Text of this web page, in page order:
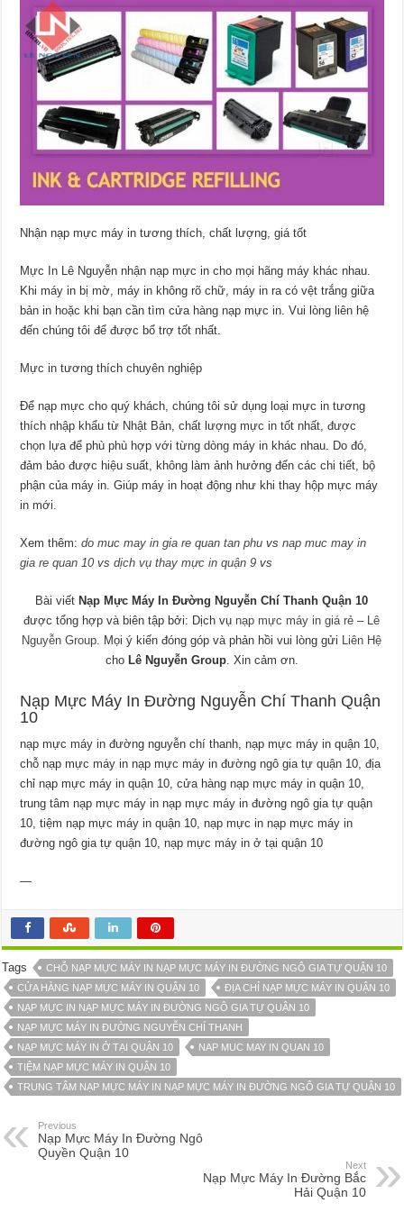
Nhận nạp mực máy in tương thích, chất lượng, giá tốt
Mực In Lê Nguyễn nhận nạp mực in cho mọi hãng máy khác nhau.
Khi máy in bị mờ, máy in không rõ chữ, máy in ra có vệt trắng giữa
bản in hoặc khi bạn cần tìm cửa hàng nạp mực in. Vui lòng liên hệ
đến chúng tôi để được bổ trợ tốt nhất.
Mực in tương thích chuyên nghiệp
Để nạp mực cho quý khách, chúng tôi sử dụng loại mực in tương
thích nhập khẩu từ Nhật Bản, chất lượng mực in tốt nhất, được
chọn lựa để phù phù hợp với từng dòng máy in khác nhau. Do đó,
đảm bảo được hiệu suất, không làm ảnh hưởng đến các chi tiết, bộ
phận của máy in. Giúp máy in hoạt động như khi thay hộp mực máy
in mới.
Xem thêm:do muc may in gia re quan tan phu vsnap muc may in
gia re quan 10 vsdịch vụ thay mực in quận 9 vs
Bài viết Nạp Mực Máy In Đường Nguyễn Chí Thanh Quận 10
được tổng hợp và biên tập bởi: Dịch vụ nạp mực máy in giá rẻ –
Lê
Nguyễn Group . Mọi ý kiến đóng góp và phản hồi vui lòng gửi
Liên Hệ
cho Lê Nguyễn Group. Xin cảm ơn.
Nạp Mực Máy In Đường Nguyễn Chí Thanh Quận
10
nạp mực máy in đường nguyễn chí thanh, nạp mực máy in quận 10,
chỗ nạp mực máy in nạp mực máy in đường ngô gia tự quận 10, địa
chỉ nạp mực máy in quận 10, cửa hàng nạp mực máy in quận 10,
trung tâm nạp mực máy in nạp mực máy in đường ngô gia tự quận
10, tiệm nạp mực máy in quận 10, nạp mực in nạp mực máy in
đường ngô gia tự quận 10, nạp mực máy in ở tại quận 10
—
Tags
CHỖ NẠP MỰC MÁY IN NẠP MỰC MÁY IN ĐƯỜNG NGÔ GIA TỰ QUẬN 10
CỬA HÀNG NẠP MỰC MÁY IN QUẬN 10
ĐỊA CHỈ NẠP MỰC MÁY IN QUẬN 10
NẠP MỰC IN NẠP MỰC MÁY IN ĐƯỜNG NGÔ GIA TỰ QUẬN 10
NẠP MỰC MÁY IN ĐƯỜNG NGUYỄN CHÍ THANH
NẠP MỰC MÁY IN Ở TẠI QUẬN 10
NAP MUC MAY IN QUAN 10
TIỆM NẠP MỰC MÁY IN QUẬN 10
TRUNG TÂM NẠP MỰC MÁY IN NẠP MỰC MÁY IN ĐƯỜNG NGÔ GIA TỰ QUẬN 10
Previous
Nạp Mực Máy In Đường Ngô
Quyền Quận 10
Next
Nạp Mực Máy In Đường Bắc
Hải Quận 10